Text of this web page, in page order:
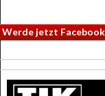
Werde jetzt